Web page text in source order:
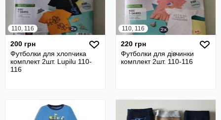
110, 116
200 грн
Футболки для хлопчика
комплект 2шт. Lupilu 110-
116
110, 116
220 грн
Футболки для дівчинки
комплект 2шт. 110-116